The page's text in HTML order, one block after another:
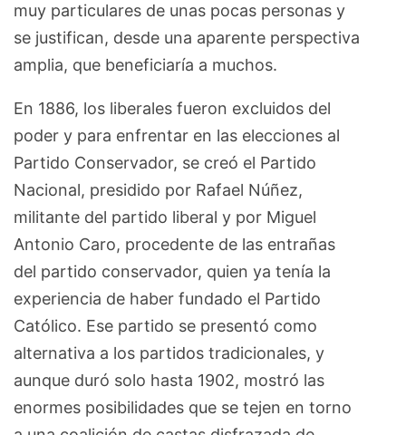
muy particulares de unas pocas personas y
se justifican, desde una aparente perspectiva
amplia, que beneficiaría a muchos.
En 1886, los liberales fueron excluidos del
poder y para enfrentar en las elecciones al
Partido Conservador, se creó el Partido
Nacional, presidido por Rafael Núñez,
militante del partido liberal y por Miguel
Antonio Caro, procedente de las entrañas
del partido conservador, quien ya tenía la
experiencia de haber fundado el Partido
Católico. Ese partido se presentó como
alternativa a los partidos tradicionales, y
aunque duró solo hasta 1902, mostró las
enormes posibilidades que se tejen en torno